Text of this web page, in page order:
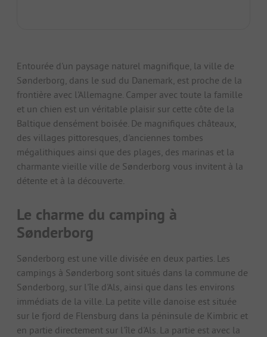
Entourée d'un paysage naturel magnifique, la ville de
Sønderborg, dans le sud du Danemark, est proche de la
frontière avec l'Allemagne. Camper avec toute la famille
et un chien est un véritable plaisir sur cette côte de la
Baltique densément boisée. De magnifiques châteaux,
des villages pittoresques, d'anciennes tombes
mégalithiques ainsi que des plages, des marinas et la
charmante vieille ville de Sønderborg vous invitent à la
détente et à la découverte.
Le charme du camping à
Sønderborg
Sønderborg est une ville divisée en deux parties. Les
campings à Sønderborg sont situés dans la commune de
Sønderborg, sur l'île d'Als, ainsi que dans les environs
immédiats de la ville. La petite ville danoise est située
sur le fjord de Flensburg dans la péninsule de Kimbric et
en partie directement sur l'île d'Als. La partie est avec la